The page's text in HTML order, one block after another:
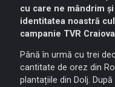
cu care ne mândrim
identitatea noastră
campanie TVR
Până în urmă cu trei
cantitate de orez din
plantațiile din Dolj.